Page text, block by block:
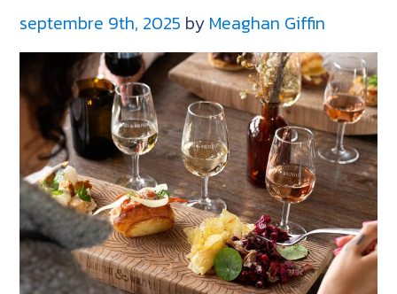
réveiller
au
bord
de
l’océan
en
Nouvelle-
Écosse
septembre 9th, 2025 by Meaghan Giffin